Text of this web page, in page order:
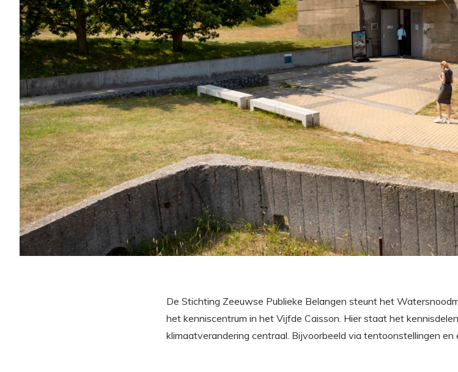
De Stichting Zeeuwse Publieke Belangen steunt het
het kenniscentrum in het Vijfde Caisson. Hier staat het
klimaatverandering centraal. Bijvoorbeeld via tentoonstellingen en